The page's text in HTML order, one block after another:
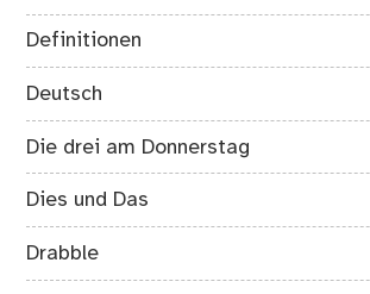
Definitionen
Deutsch
Die drei am Donnerstag
Dies und Das
Drabble